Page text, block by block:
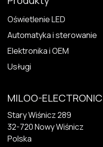
Oświetlenie LED
Automatyka i sterowanie
Elektronika i OEM
Usługi
MILOO-
Stary Wiśnicz 289
32-720 N​owy Wiśnicz
Polska